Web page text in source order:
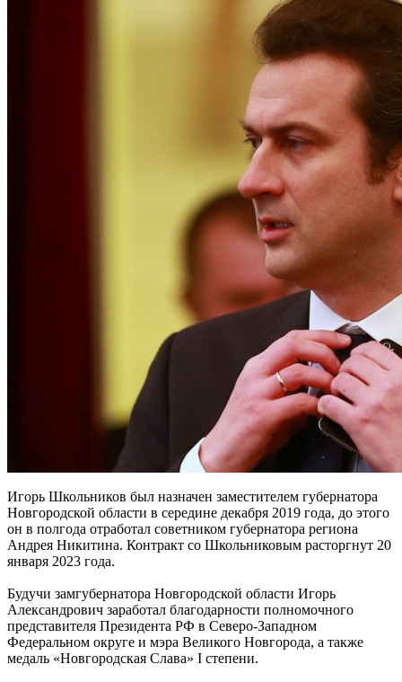
Игорь Школьников был назначен заместителем губернатора
Новгородской области в середине декабря 2019 года, до этого
он в полгода отработал советником губернатора региона
Андрея Никитина. Контракт со Школьниковым расторгнут 20
января 2023 года.
Будучи замгубернатора Новгородской области Игорь
Александрович заработал благодарности полномочного
представителя Президента РФ в Северо-Западном
Федеральном округе и мэра Великого Новгорода, а также
медаль «Новгородская Слава» I степени.